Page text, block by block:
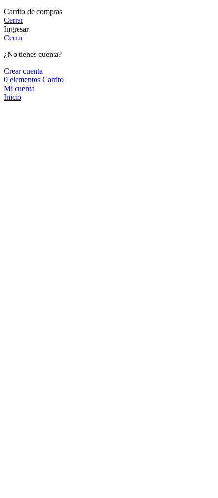
Carrito de compras
Cerrar
Ingresar
Cerrar
¿No tienes cuenta?
Crear cuenta
0 elementos Carrito
Mi cuenta
Inicio